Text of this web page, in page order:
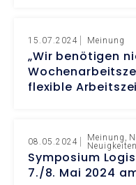
15.07.2024 Meinung
„Wir benötigen
flexible
08.05.2024 Meinung
Neuigkeiten
Symposium
7./8. Mai 2024